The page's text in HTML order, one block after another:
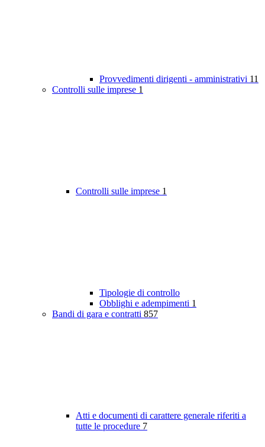
Provvedimenti dirigenti - amministrativi 11
Controlli sulle imprese 1
Controlli sulle imprese 1
Tipologie di controllo
Obblighi e adempimenti 1
Bandi di gara e contratti 857
Atti e documenti di carattere generale riferiti a
tutte le procedure 7